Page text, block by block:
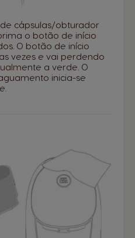
cápsulas/obturador
o botão de início
O botão de início
vezes e vai perdendo
a verde. O
inicia-se